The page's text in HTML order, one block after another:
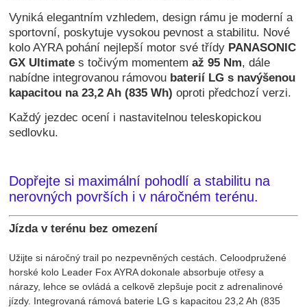
Vyniká elegantním vzhledem, design rámu je moderní a
sportovní, poskytuje vysokou pevnost a stabilitu. Nové
kolo AYRA pohání nejlepší motor své třídy PANASONIC
GX Ultimate s točivým momentemaž 95 Nm, dále
nabídne integrovanou rámovou baterií LG s navýšenou
kapacitou na 23,2 Ah (835 Wh) oproti předchozí verzi.
Každý jezdec ocení i nastavitelnou teleskopickou
sedlovku.
Dopřejte si maximální pohodlí a stabilitu na
nerovných površích i v náročném terénu.
Jízda v terénu bez omezení
Užijte si náročný trail po nezpevněných cestách. Celoodpružené
horské kolo Leader Fox AYRA dokonale absorbuje otřesy a
nárazy, lehce se ovládá a celkově zlepšuje pocit z adrenalinové
jízdy. Integrovaná rámová baterie LG s kapacitou 23,2 Ah (835